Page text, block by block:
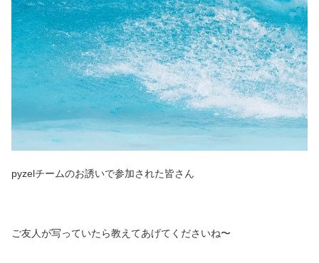
pyzelチームのお誘いで参加された皆さん
ご友人が写っていたら教えてあげてくださいね〜